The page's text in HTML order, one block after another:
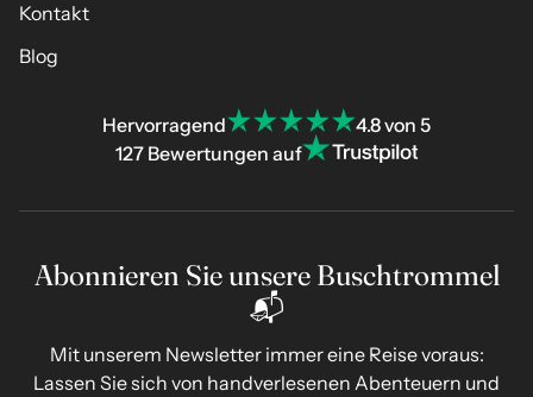
Kontakt
Blog
Hervorragend
4.8 von 5
127 Bewertungen auf
Abonnieren Sie unsere Buschtrommel
📬
Mit unserem Newsletter immer eine Reise voraus:
Lassen Sie sich von handverlesenen Abenteuern und